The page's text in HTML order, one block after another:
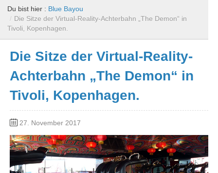
Du bist hier : Blue Bayou
/ Die Sitze der Virtual-Reality-Achterbahn „The Demon“ in
Tivoli, Kopenhagen.
Die Sitze der Virtual-Reality-
Achterbahn „The Demon“ in
Tivoli, Kopenhagen.
27. November 2017